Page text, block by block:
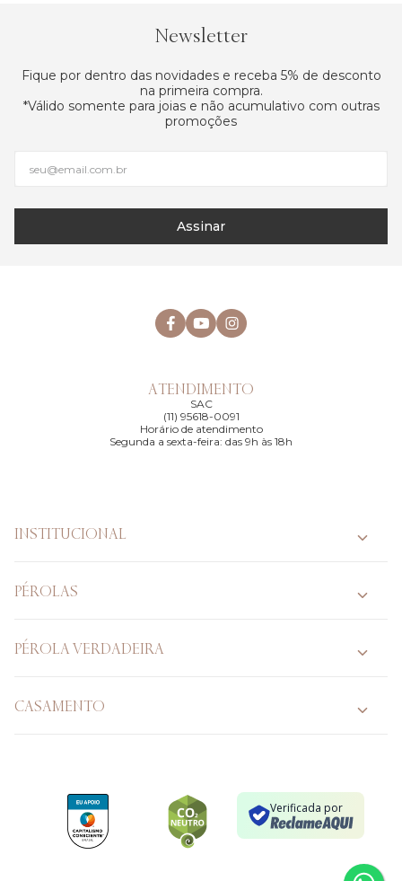
Newsletter
Fique por dentro das novidades e receba 5% de desconto
na primeira compra.
*Válido somente para joias e não acumulativo com outras
promoções
Assinar
ATENDIMENTO
SAC
(11) 95618-0091
Horário de atendimento
Segunda a sexta-feira: das 9h às 18h
INSTITUCIONAL
PÉROLAS
PÉROLA VERDADEIRA
CASAMENTO
Verificada por